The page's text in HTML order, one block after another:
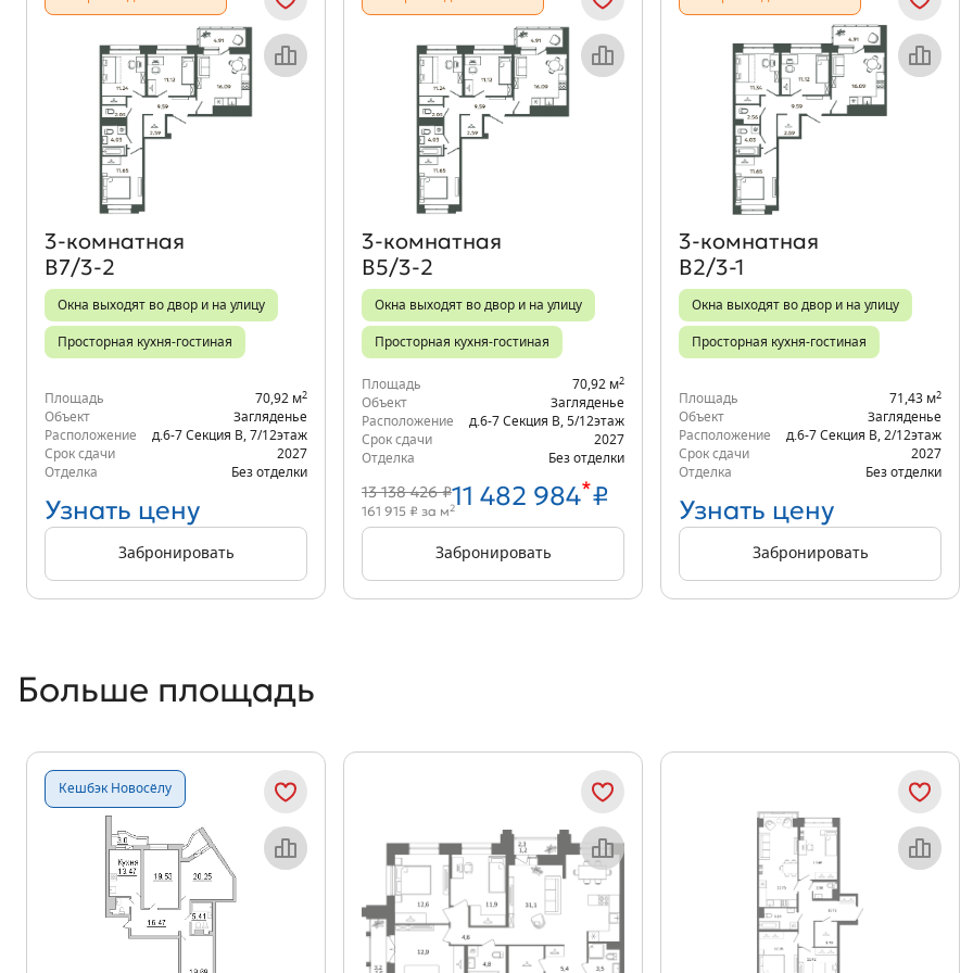
Объект месяца
3‑комнатная
В7/3-2
Окна выходят во двор и на улицу
Просторная кухня-гостиная
Площадь 70,92 м2
Объект
Загляденье
Расположение
д.6-7 Секция В 7/12этаж
Срок сдачи
2027
Отделка
Без отделки
Узнать цену
Забронировать
Объект месяца
3‑комнатная
В5/3-2
Окна выходят во двор и на улицу
Просторная кухня-гостиная
Площадь 70,92 м2
Объект
Загляденье
Расположение
д.6-7 Секция В 5/12этаж
Срок сдачи
2027
Отделка
Без отделки
13 138 426 ₽11 482 984*₽
161 915 ₽ за м2
Забронировать
Объект месяца
3‑комнатная
В2/3-1
Окна выходят во двор и на улицу
Просторная кухня-гостиная
Площадь 71,43 м2
Объект
Загляденье
Расположение
д.6-7 Секция В 2/12этаж
Срок сдачи
2027
Отделка
Без отделки
Узнать цену
Забронировать
Больше площадь
Кешбэк Новосёлу
Объект месяца Объект месяца Объект месяца